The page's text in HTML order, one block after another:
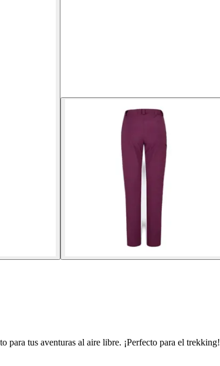
tus aventuras al aire libre. ¡Perfecto para el trekking!